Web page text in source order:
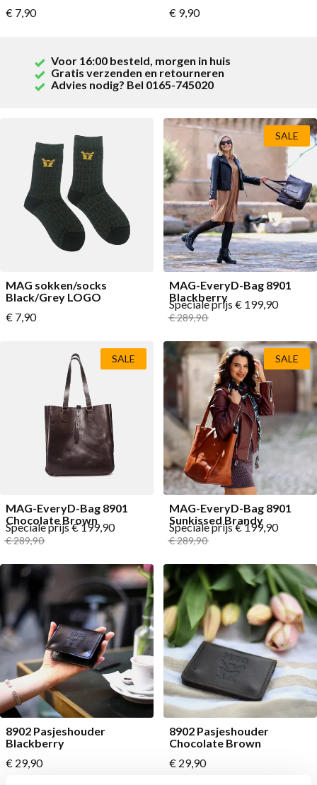
Vanaf
€ 7,90
Vanaf
€ 9,90
MAG sokken/socks
Black/Grey LOGO
Vanaf
€ 7,90
MAG-EveryD-Bag 8901
Blackberry
Speciale prijs € 199,90
Normale prijs
€ 289,90
SALE
MAG-EveryD-Bag 8901
Chocolate Brown
Speciale prijs€ 199,90
Normale prijs
€ 289,90
SALE
MAG-EveryD-Bag 8901
Sunkissed Brandy
Speciale prijs € 199,90
Normale prijs
€ 289,90
SALE
8902 Pasjeshouder
Blackberry
€ 29,90
8902 Pasjeshouder
Chocolate Brown
€ 29,90
Voor 16:00 besteld, morgen in huis
Gratis verzenden en retourneren
Advies nodig? Bel 0165-745020